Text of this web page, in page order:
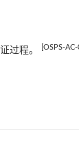
过程。 [OSPS-AC-